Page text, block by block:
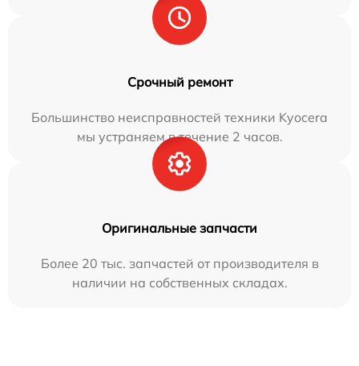
Срочный ремонт
Большинство неисправностей техники Kyocera
мы устраняем в течение 2 часов.
Оригинальные запчасти
Более 20 тыс. запчастей от производителя в
наличии на собственных складах.